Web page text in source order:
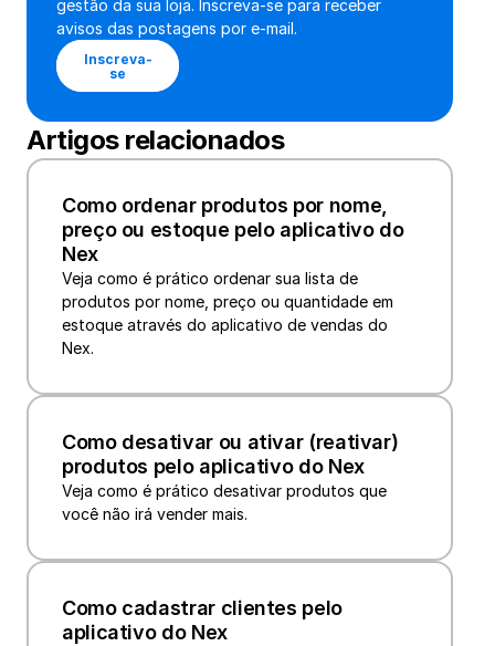
gestão da sua loja. Inscreva-se para receber
avisos das postagens por e-mail.
Inscreva-
se
Artigos relacionados
Como ordenar produtos por nome,
preço ou estoque pelo aplicativo do
Nex
Veja como é prático ordenar sua lista de
produtos por nome, preço ou quantidade em
estoque através do aplicativo de vendas do
Nex.
Como desativar ou ativar (reativar)
produtos pelo aplicativo do Nex
Veja como é prático desativar produtos que
você não irá vender mais.
Como cadastrar clientes pelo
aplicativo do Nex